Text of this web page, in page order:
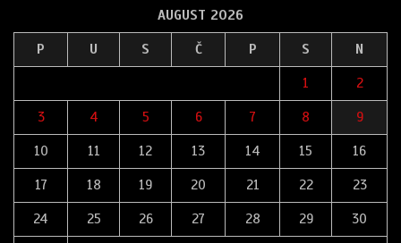
AUGUST 2026
P U S Č P S N
1 2
3 4 5 6 7 8 9
10 11 12 13 14 15 16
17 18 19 20 21 22 23
24 25 26 27 28 29 30